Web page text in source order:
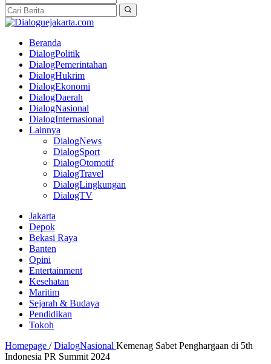
Beranda
DialogPolitik
DialogPemerintahan
DialogHukrim
DialogEkonomi
DialogDaerah
DialogNasional
DialogInternasional
Lainnya
DialogNews
DialogSport
DialogOtomotif
DialogTravel
DialogLingkungan
DialogTV
Jakarta
Depok
Bekasi Raya
Banten
Opini
Entertainment
Kesehatan
Maritim
Sejarah & Budaya
Pendidikan
Tokoh
Homepage / DialogNasional Kemenag Sabet Penghargaan di 5th
Indonesia PR Summit 2024